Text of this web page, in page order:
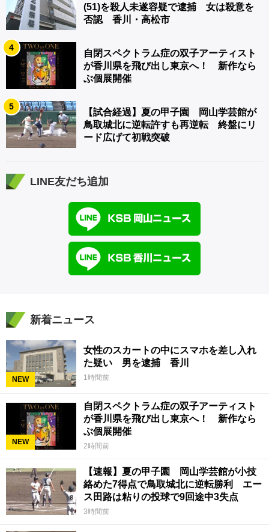
(51)を殺人未遂容疑で逮捕 女は殺意を
否認 香川・高松市
4
自閉スペクトラム症の双子アーティスト
が香川県を飛び出し東京へ！ 新作なら
ぶ個展開催
5
【試合経過】夏の甲子園 岡山学芸館が
鳥取城北に逆転許すも再逆転 終盤にリ
ード広げて初戦突破
LINE友だち追加
新着ニュース
NEW
女性のスカートの中にスマホを差し入れ
た疑い 男を逮捕 香川
1時間前
NEW
自閉スペクトラム症の双子アーティスト
が香川県を飛び出し東京へ！ 新作なら
ぶ個展開催
2時間前
【速報】夏の甲子園 岡山学芸館が小技
絡めた7得点で鳥取城北に逆転勝利 エー
ス田路は粘りの投球で9回途中3失点
3時間前